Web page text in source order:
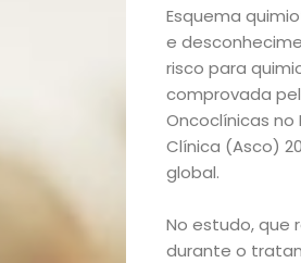
Esquema
e
risco para
comprovada
Oncoclínicas
Clínica (Asco)
global.
No estudo, que
durante o